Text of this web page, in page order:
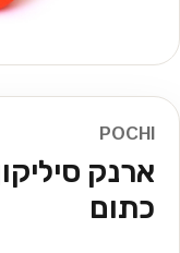
POCHI
כתום